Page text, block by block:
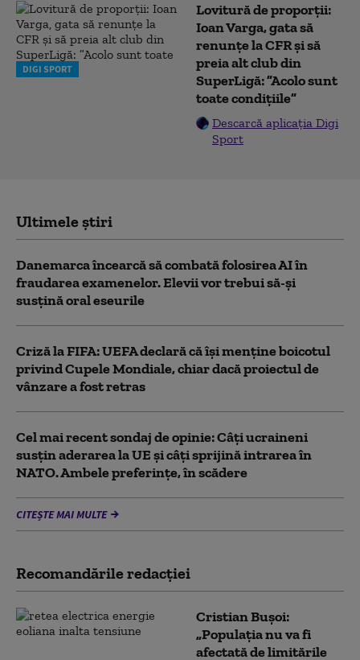
DIGI SPORT
Lovitură de proporții:
Ioan Varga, gata să
renunțe la CFR și să
preia alt club din
SuperLigă: ”Acolo sunt
toate condițiile”
Descarcă aplicația Digi
Sport
Ultimele știri
Danemarca încearcă să combată folosirea AI în
fraudarea examenelor. Elevii vor trebui să-şi
susţină oral eseurile
Criză la FIFA: UEFA declară că îşi menţine boicotul
privind Cupele Mondiale, chiar dacă proiectul de
vânzare a fost retras
Cel mai recent sondaj de opinie: Câți ucraineni
susțin aderarea la UE și câți sprijină intrarea în
NATO. Ambele preferințe, în scădere
CITEȘTE MAI MULTE
Recomandările redacţiei
Cristian Bușoi:
„Populația nu va fi
afectată de limitările